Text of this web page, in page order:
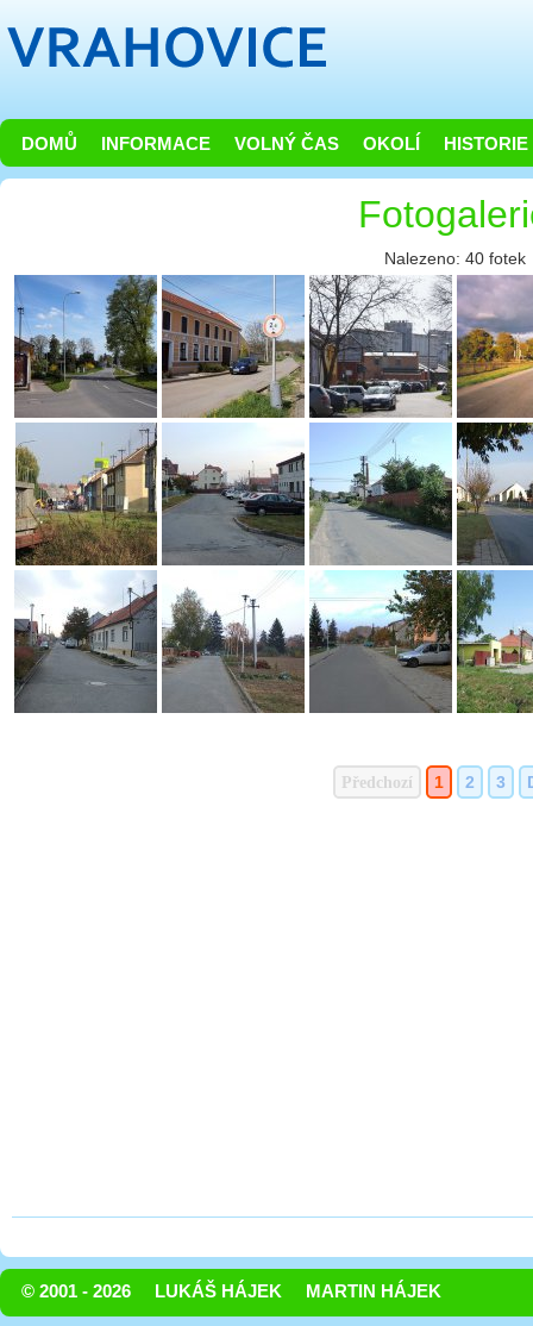
DOMŮ INFORMACE VOLNÝ ČAS OKOLÍ HISTORIE
Nalezeno: 40 fotek
Předchozí 1 2 3
© 2001 - 2026 LUKÁŠ HÁJEK MARTIN HÁJEK